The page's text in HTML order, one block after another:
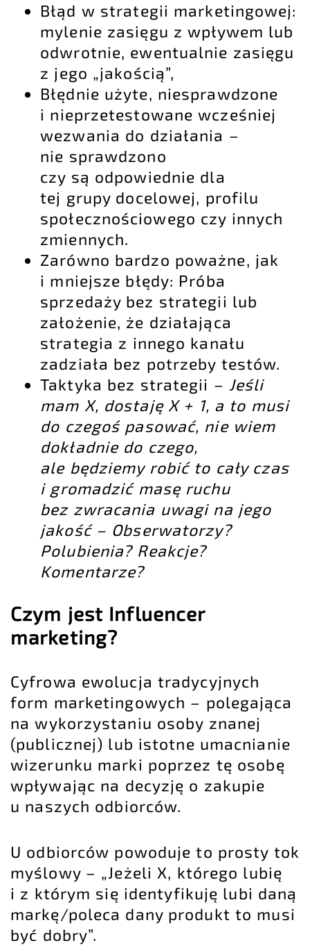
Błąd w strategii marketingowej:
mylenie zasięgu z wpływem lub
odwrotnie, ewentualnie zasięgu
z jego „jakością”,
Błędnie użyte, niesprawdzone
i nieprzetestowane wcześniej
wezwania do działania –
nie sprawdzono
czy są odpowiednie dla
tej grupy docelowej, profilu
społecznościowego czy innych
zmiennych.
Zarówno bardzo poważne, jak
i mniejsze błędy: Próba
sprzedaży bez strategii lub
założenie, że działająca
strategia z innego kanału
zadziała bez potrzeby testów.
Taktyka bez strategii – Jeśli
mam X, dostaję X + 1, a to musi
do czegoś pasować, nie wiem
dokładnie do czego,
ale będziemy robić to cały czas
i gromadzić masę ruchu
bez zwracania uwagi na jego
jakość – Obserwatorzy?
Polubienia? Reakcje?
Komentarze?
Czym jest Influencer
marketing?
Cyfrowa ewolucja tradycyjnych
form marketingowych – polegająca
na wykorzystaniu osoby znanej
(publicznej) lub istotne umacnianie
wizerunku marki poprzez tę osobę
wpływając na decyzję o zakupie
u naszych odbiorców.
U odbiorców powoduje to prosty tok
myślowy – „Jeżeli X, którego lubię
i z którym się identyfikuję lubi daną
markę/poleca dany produkt to musi
być dobry”.